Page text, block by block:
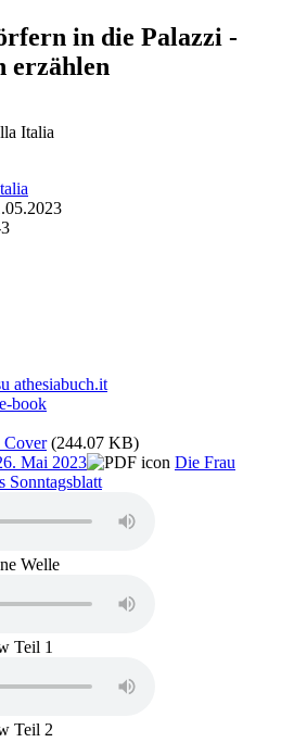
in die Palazzi -
erzählen
Italia
athesiabuch.it
book
(244.07 KB)
Mai 2023
Die Frau
Sonntagsblatt
Welle
Teil 1
Teil 2